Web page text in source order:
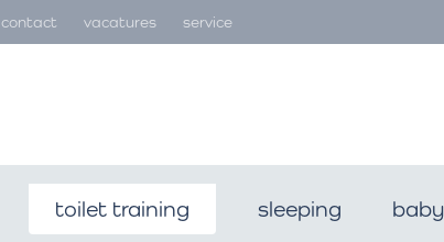
contact vacatures service
toilet training sleeping